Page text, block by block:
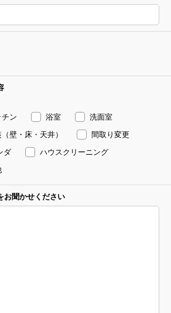
チン 浴室
洗面室
壁・床・天井）
間取り変更
ダ
ハウスクリーニング
お聞かせください